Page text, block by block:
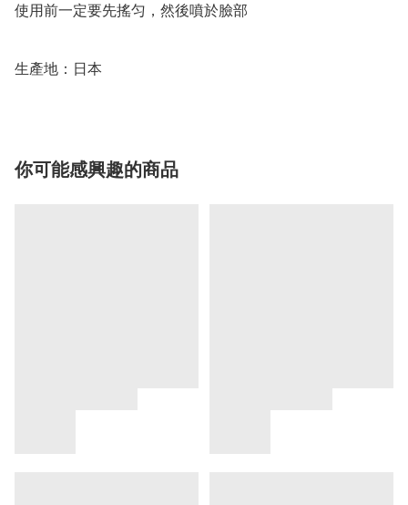
使用前一定要先搖匀，然後噴於臉部
生產地：日本
你可能感興趣的商品